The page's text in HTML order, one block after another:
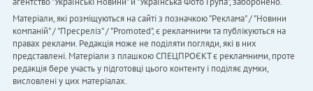
Матеріали, які розміщуються на сайті з позначкою "Реклама" / "Новини
компаній" / "Пресреліз" / "Promoted", є рекламними та публікуються на
правах реклами. Редакція може не поділяти погляди, які в них
представлені. Матеріали з плашкою СПЕЦПРОЄКТ є рекламними, проте
редакція бере участь у підготовці цього контенту і поділяє думки,
висловлені у цих матеріалах.